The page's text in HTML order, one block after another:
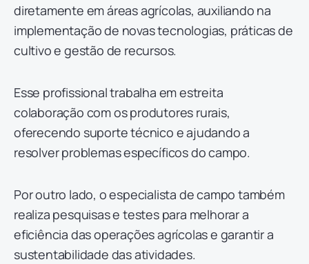
diretamente em áreas agrícolas, auxiliando na
implementação de novas tecnologias, práticas de
cultivo e gestão de recursos.
Esse profissional trabalha em estreita
colaboração com os produtores rurais,
oferecendo suporte técnico e ajudando a
resolver problemas específicos do campo.
Por outro lado, o especialista de campo também
realiza pesquisas e testes para melhorar a
eficiência das operações agrícolas e garantir a
sustentabilidade das atividades.